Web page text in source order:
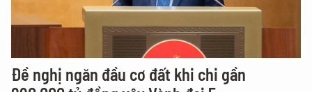
Đề nghị ngăn đầu cơ đất khi chi gần